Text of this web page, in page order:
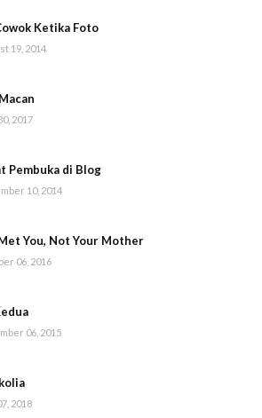
Ketika Foto
19, 2014
2017
Pembuka di Blog
10, 2014
You, Not Your Mother
06, 2016
06, 2015
2018